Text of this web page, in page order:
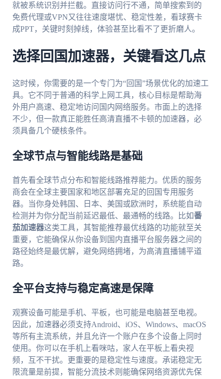
就被系统识别并拦截。直接访问行不通，简单搜索到的
免费代理或VPN又往往速度堪忧、稳定性差，看球赛卡
成PPT，关键时刻掉线，体验甚至比看不了更折磨人。
选择回国加速器，关键看这几点
这时候，你需要的是一个专门为“回国”场景优化的加速工
具。它不同于普通的科学上网工具，核心目标是帮助海
外用户高速、稳定地访问国内网络服务。市面上的选择
不少，但一款真正能胜任高清直播不卡顿的加速器，必
须具备几个硬核条件。
全球节点与智能线路是基础
首先看全球节点分布和智能线路推荐能力。优质的服务
商会在全球主要国家和地区部署充足的回国专用服务
器。当你身处韩国、日本、美国或欧洲时，系统能自动
检测并为你分配当前延迟最低、最通畅的线路。比如番
茄加速器这类工具，其智能推荐最优线路的功能就至关
重要，它能确保从你设备到国内直播平台服务器之间的
路径始终是最优解，避免网络拥堵，为高清直播铺平道
路。
全平台支持与稳定高速是保障
观赛设备可能是手机、平板，也可能是电脑甚至电视。
因此，加速器必须支持Android、iOS、Windows、macOS
等所有主流系统，并且允许一个账户在多个设备上同时
使用。你可以在手机上看咪咕，家人在平板上看央视
频，互不干扰。更重要的是稳定性与速度。承诺稳定无
限流量是前提，智能分流技术则能确保网络资源优先保